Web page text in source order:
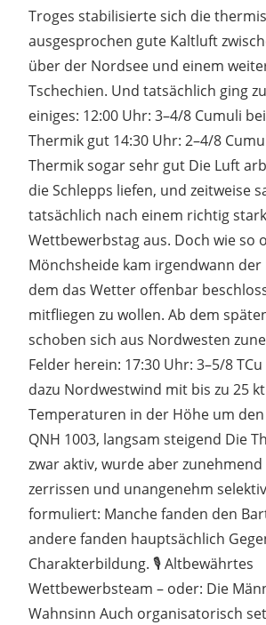
Troges stabilisierte sich die
ausgesprochen gute Kaltluft
über der Nordsee und einem
Tschechien. Und tatsächlich ging
einiges: 12:00 Uhr: 3–4/8 Cumuli
Thermik gut 14:30 Uhr: 2–4/8
Thermik sogar sehr gut Die Luft
die Schlepps liefen, und zeitweise
tatsächlich nach einem richtig
Wettbewerbstag aus. Doch wie so
Mönchsheide kam irgendwann
dem das Wetter offenbar
mitfliegen zu wollen. Ab dem
schoben sich aus Nordwesten
Felder herein: 17:30 Uhr: 3–5/8
dazu Nordwestwind mit bis zu 25
Temperaturen in der Höhe um
QNH 1003, langsam steigend Die
zwar aktiv, wurde aber
zerrissen und unangenehm
formuliert: Manche fanden den
andere fanden hauptsächlich
Charakterbildung. 🎙️ Altbewährtes
Wettbewerbsteam – oder: Die
Wahnsinn Auch organisatorisch